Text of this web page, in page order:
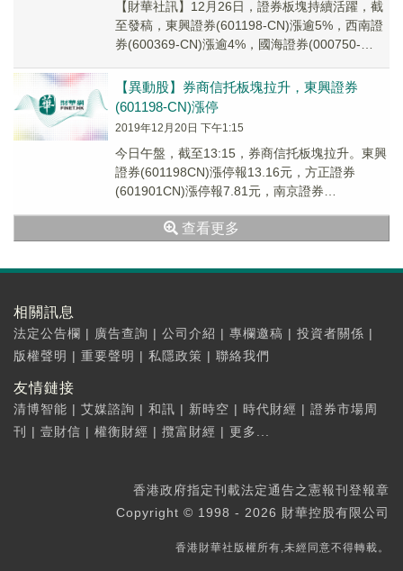
【財華社訊】12月26日，證券板塊持續活躍，截
至發稿，東興證券(601198-CN)漲逾5%，西南證
券(600369-CN)漲逾4%，國海證券(000750-
【異動股】券商信托板塊拉升，東興證券
(601198-CN)漲停
2019年12月20日 下午1:15
今日午盤，截至13:15，券商信托板塊拉升。東興
證券(601198CN)漲停報13.16元，方正證券
(601901CN)漲停報7.81元，南京證券
查看更多
相關訊息
法定公告欄 | 廣告查詢 | 公司介紹 | 專欄邀稿 | 投資者關係 |
版權聲明 | 重要聲明 | 私隱政策 | 聯絡我們
友情鏈接
清博智能 | 艾媒諮詢 | 和訊 | 新時空 | 時代財經 | 證券市場周
刊
| 壹財信 | 權衡財經 | 攬富財經 | 更多...
香港政府指定刊載法定通告之憲報刊登報章
Copyright © 1998 - 2026 財華控股有限公司
香港財華社版權所有,未經同意不得轉載。